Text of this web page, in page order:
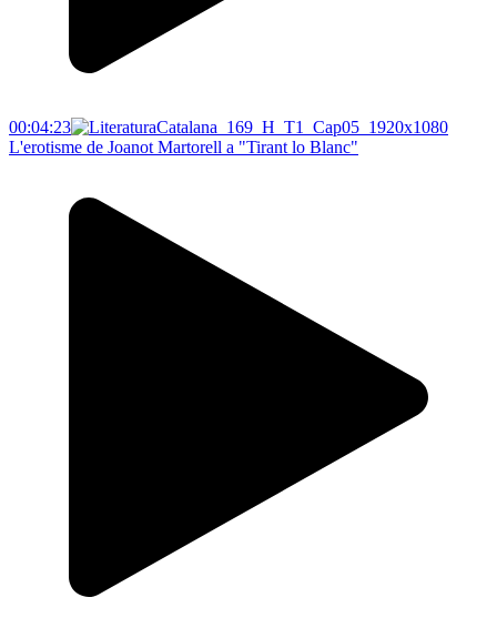
00:04:23
L'erotisme de Joanot Martorell a "Tirant lo Blanc"